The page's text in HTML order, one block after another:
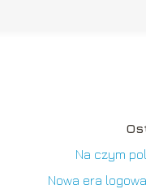
Na czym
Nowa era